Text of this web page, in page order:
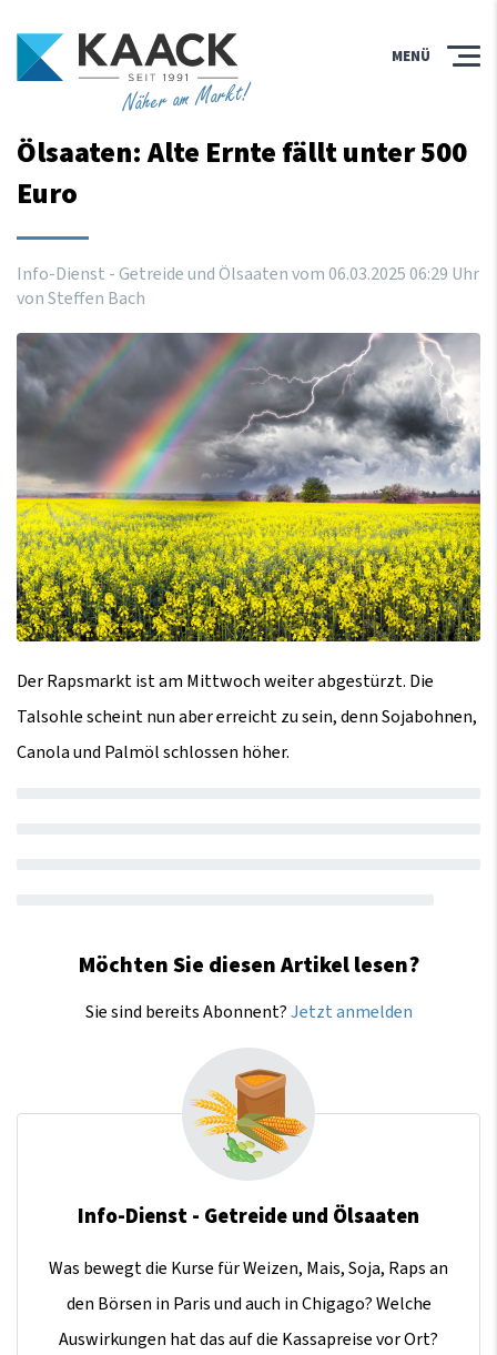
Näher am Markt!
MENÜ
Ölsaaten: Alte Ernte fällt unter 500
Euro
Info-Dienst - Getreide und Ölsaaten vom06.03.202506:29 Uhr
von Steffen Bach
Der Rapsmarkt ist am Mittwoch weiter abgestürzt. Die
Talsohle scheint nun aber erreicht zu sein, denn Sojabohnen,
Canola und Palmöl schlossen höher.
Möchten Sie diesen Artikel lesen?
Sie sind bereits Abonnent?Jetzt anmelden
Info-Dienst - Getreide und Ölsaaten
Was bewegt die Kurse für Weizen, Mais, Soja, Raps an
den Börsen in Paris und auch in Chigago? Welche
Auswirkungen hat das auf die Kassapreise vor Ort?